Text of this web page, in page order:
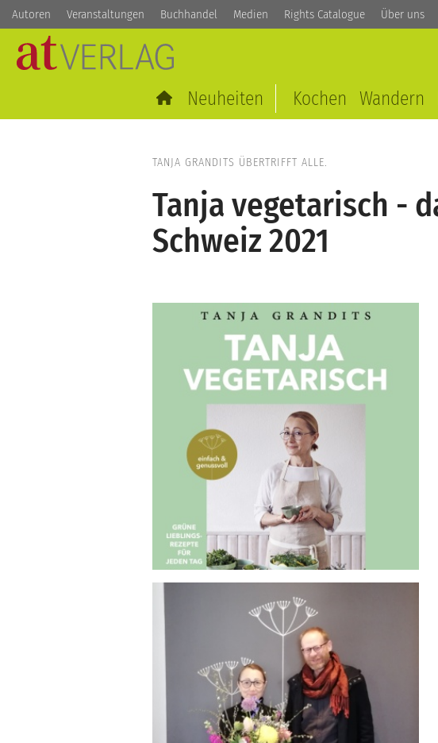
Autoren Veranstaltungen Buchhandel Medien Rights Catalogue Über uns
Neuheiten Kochen Wandern
TANJA GRANDITS ÜBERTRIFFT ALLE.
Tanja vegetarisch -
Schweiz 2021